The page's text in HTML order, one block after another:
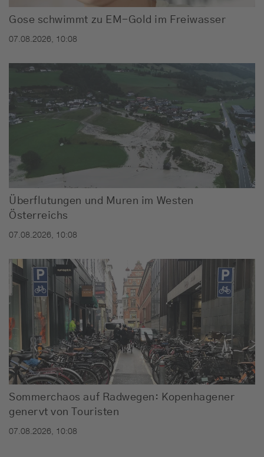
Gose schwimmt zu EM-Gold im Freiwasser
07.08.2026, 10:08
Überflutungen und Muren im Westen
Österreichs
07.08.2026, 10:08
Sommerchaos auf Radwegen: Kopenhagener
genervt von Touristen
07.08.2026, 10:08